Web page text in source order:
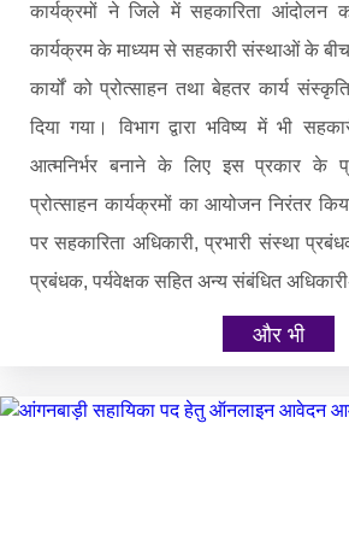
कार्यक्रमों ने जिले में सहकारिता आंदोलन
कार्यक्रम के माध्यम से सहकारी संस्थाओं के बीच
कार्यों को प्रोत्साहन तथा बेहतर कार्य
दिया गया। विभाग द्वारा भविष्य में भी
आत्मनिर्भर बनाने के लिए इस प्रकार के
प्रोत्साहन कार्यक्रमों का आयोजन निरंतर
पर सहकारिता अधिकारी, प्रभारी संस्था
प्रबंधक, पर्यवेक्षक सहित अन्य संबंधित
और भी